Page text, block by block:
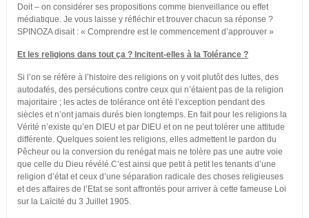
Doit – on considérer ses propositions comme bienveillance ou effet
médiatique. Je vous laisse y réfléchir et trouver chacun sa réponse ?
SPINOZA disait : « Comprendre est le commencement d’approuver »
Et les religions dans tout ça ? Incitent-elles à la Tolérance ?
Si l’on se réfère à l’histoire des religions on y voit plutôt des luttes, des
autodafés, des persécutions contre ceux qui n’étaient pas de la religion
majoritaire ; les actes de tolérance ont été l’exception pendant des
siècles et n’ont jamais durés bien longtemps. En fait pour les religions la
Vérité n’existe qu’en DIEU et par DIEU et on ne peut tolérer une attitude
différente. Quelques soient les religions, elles admettent le pardon du
Pêcheur ou la conversion du renégat mais ne tolère pas une autre voie
que celle du Dieu révélé.C’est ainsi que petit à petit les tenants d’une
religion d’état et ceux d’une séparation radicale des choses religieuses
et des affaires de l’Etat se sont affrontés pour arriver à cette fameuse Loi
sur la Laïcité du 3 Juillet 1905.